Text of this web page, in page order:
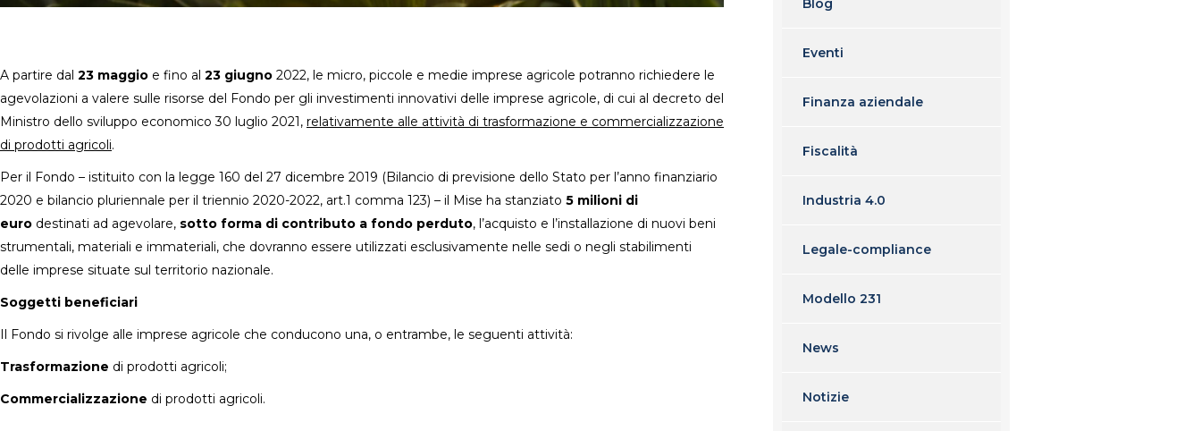
A partire dal 23 maggio e fino al 23 giugno 2022, le micro, piccole e medie imprese agricole potranno richiedere le
agevolazioni a valere sulle risorse del Fondo per gli investimenti innovativi delle imprese agricole, di cui al decreto del
Ministro dello sviluppo economico 30 luglio 2021, relativamente alle attività di trasformazione e commercializzazione
di prodotti agricoli.
Per il Fondo – istituito con la legge 160 del 27 dicembre 2019 (Bilancio di previsione dello Stato per l’anno finanziario
2020 e bilancio pluriennale per il triennio 2020-2022, art.1 comma 123) – il Mise ha stanziato 5 milioni di
euro destinati ad agevolare, sotto forma di contributo a fondo perduto, l’acquisto e l’installazione di nuovi beni
strumentali, materiali e immateriali, che dovranno essere utilizzati esclusivamente nelle sedi o negli stabilimenti
delle imprese situate sul territorio nazionale.
Soggetti beneficiari
Il Fondo si rivolge alle imprese agricole che conducono una, o entrambe, le seguenti attività:
Trasformazione di prodotti agricoli;
Commercializzazione di prodotti agricoli.
Blog
Eventi
Finanza aziendale
Fiscalità
Industria 4.0
Legale-compliance
Modello 231
News
Notizie